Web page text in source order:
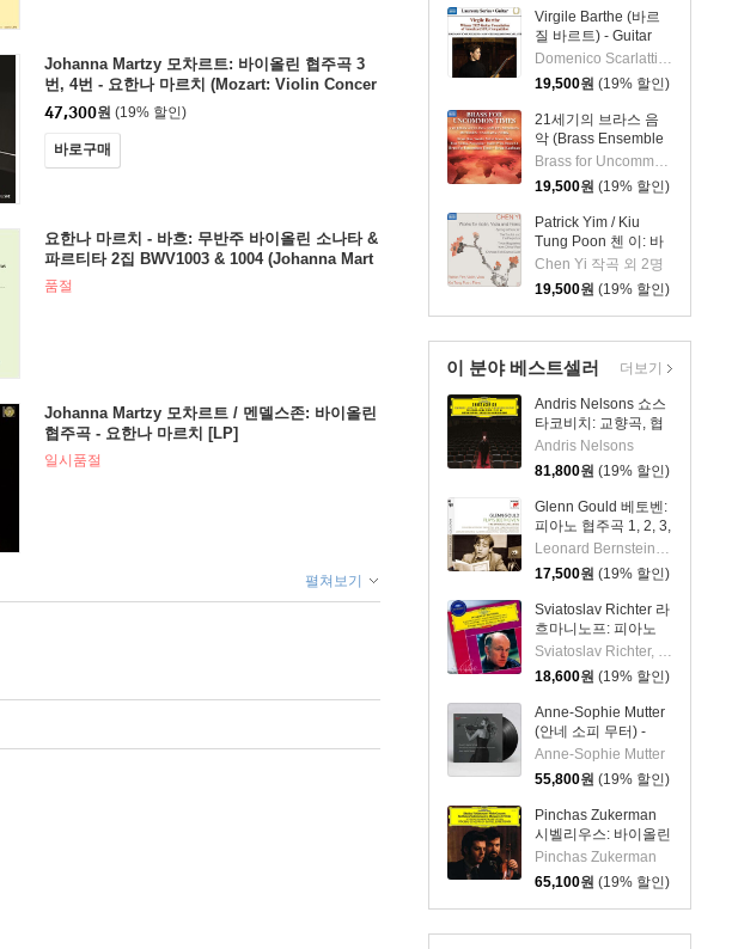
Virgile Barthe (바르
질 바르트) - Guitar
Recital (기타 리사이
틀)
Domenico Scarlatti 작곡 외 5명
19,500원 (19% 할인)
21세기의 브라스 음
악 (Brass Ensemble
Music - 21st Century)Brass for Uncommon Times 실내악
19,500원 (19% 할인)
Patrick Yim / Kiu
Tung Poon 첸 이: 바
이올린, 비올라, 피아
노 작품집 (Chen Yi:
Works For Violin,
Viola And Piano)
Chen Yi 작곡 외 2명
19,500원 (19% 할인)
이 분야 베스트셀러
Andris Nelsons 쇼스
타코비치: 교향곡, 협
주곡 (Shostakovich:
Symphonies,
Concertos, Lady
Macbeth of Mtsensk
District)
Andris Nelsons
81,800원 (19% 할인)
Glenn Gould 베토벤:
피아노 협주곡 1, 2, 3,
4, 5번 `황제` - 글렌
굴드 (Beethoven:
The 5 Piano
Concertos)
Leonard Bernstein,Leopold Stokowski,New York Philharmonic,Columbia Symphony Orchestra,Vladimir Golschmann,Ame
17,500원 (19% 할인)
Sviatoslav Richter 라
흐마니노프: 피아노
협주곡 2번 / 차이코프
스키: 협주곡 1번
(Rachmaninov:
Piano Concerto No.2
/ Tchaikovsky: Piano
Concerto No.1)
Sviatoslav Richter, Herbert von Karajan
18,600원 (19% 할인)
Anne-Sophie Mutter
(안네 소피 무터) -
East Meets West
[2LP]
Anne-Sophie Mutter
55,800원 (19% 할인)
Pinchas Zukerman
시벨리우스: 바이올린
협주곡 / 베토벤: 로망
스 (Sibelius: Violin
Concerto /
Beethoven:
Romances For) [LP]
Pinchas Zukerman
65,100원 (19% 할인)
더보기
Johanna Martzy 모차르트: 바이올린 협주곡 3
번, 4번 - 요한나 마르치 (Mozart: Violin Concer
tos) [LP]
47,300원 (19% 할인)
바로구매
요한나 마르치 - 바흐: 무반주 바이올린 소나타 &
파르티타 2집 BWV1003 & 1004 (Johanna Mart
zy - J.S. Bach: The Unaccompanied Violin S
품절
Johanna Martzy 모차르트 / 멘델스존: 바이올린
협주곡 - 요한나 마르치 [LP]
일시품절
펼쳐보기